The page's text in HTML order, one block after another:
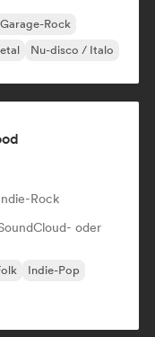
Garage-Rock
Nu-disco / Italo
Rock
oder
Indie-Pop